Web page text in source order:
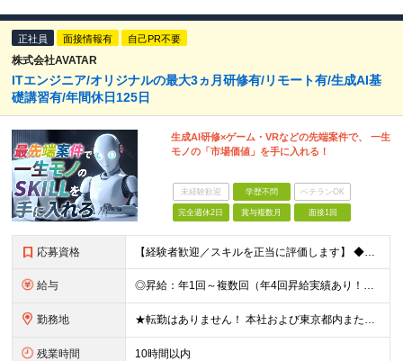
正社員 面接情報有 自己PR不要
株式会社AVATAR
ITエンジニア/オリジナルの最大3ヵ月研修有/リモート有/生成AI基
礎講習有/年間休日125日
生成AI研修×ゲーム・VRなどの先端案件で、 一生
モノの「市場価値」を手に入れる！
未経験歓迎 学歴不問 ベテランOK
完全週休2日 賞与複数月 面接1回
応募資格 【経験者歓迎／スキルを正当に評価します】 ◆学歴不問 ◆ITエンジニアとしての実務経験をお持ちの方（年数・分野不問） 「今の環境ではスキルアップの実感がない」 「もっと幅広い技術に挑戦したい」 「
給与 ◎昇給：年1回～複数回（年4回昇給実績あり！） ◎1000万円以上も可／20代後半で複数在籍！ 【ITエンジニア業務経験者】 ◆月給30万円～80万円(固定残業代含む)＋各種手当 ※経験者は試用期間
勤務地 ★転勤はありません！ 本社および東京都内または 首都圏を中心とするプロジェクト先での勤務となります。 ※勤務地選択可 ※希望は最大限考慮します ※入社後の転居を伴う転勤なし ◆本社オフィス 東京都
残業時間 10時間以内